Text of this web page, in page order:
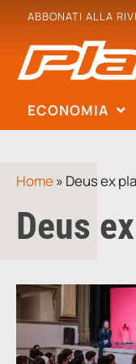
ABBONATI ALLA
ECONOMIA
Home» Deus ex
Deus